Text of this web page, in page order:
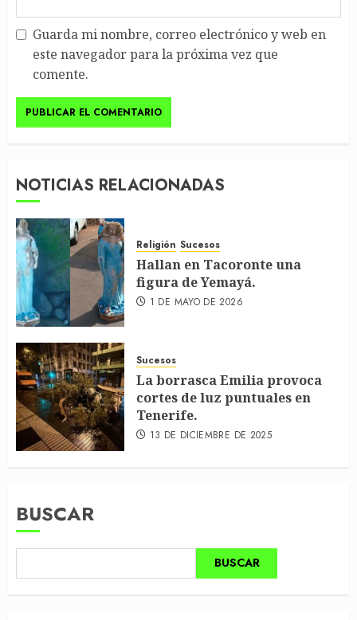
Guarda mi nombre, correo electrónico y web en
este navegador para la próxima vez que
comente.
NOTICIAS RELACIONADAS
Religión Sucesos
Hallan en Tacoronte una
figura de Yemayá.
1 DE MAYO DE 2026
Sucesos
La borrasca Emilia provoca
cortes de luz puntuales en
Tenerife.
13 DE DICIEMBRE DE 2025
BUSCAR
BUSCAR